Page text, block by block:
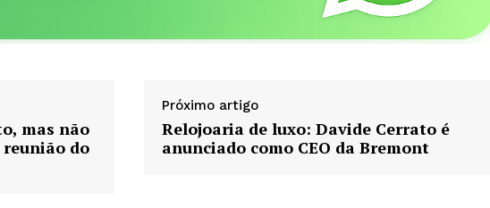
mas não
do
Próximo artigo
Relojoaria de luxo: Davide Cerrato é
anunciado como CEO da Bremont